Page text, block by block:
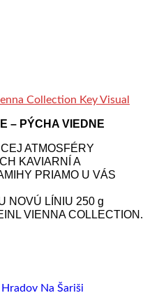
– PÝCHA VIEDNE
ATMOSFÉRY
KAVIARNÍ A
PRIAMO U VÁS
NOVÚ LÍNIU 250 g
VIENNA COLLECTION.